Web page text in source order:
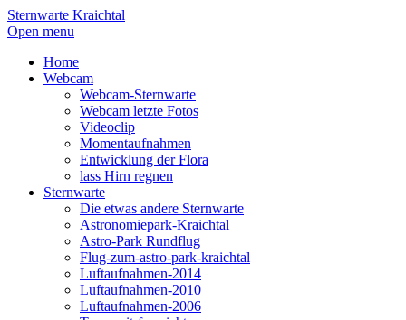
Sternwarte Kraichtal
Open menu
Home
Webcam
Webcam-Sternwarte
Webcam letzte Fotos
Videoclip
Momentaufnahmen
Entwicklung der Flora
lass Hirn regnen
Sternwarte
Die etwas andere Sternwarte
Astronomiepark-Kraichtal
Astro-Park Rundflug
Flug-zum-astro-park-kraichtal
Luftaufnahmen-2014
Luftaufnahmen-2010
Luftaufnahmen-2006